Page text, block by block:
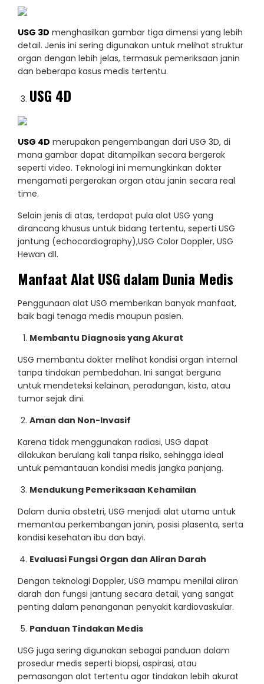
USG 3D menghasilkan gambar tiga dimensi yang lebih
detail. Jenis ini sering digunakan untuk melihat struktur
organ dengan lebih jelas, termasuk pemeriksaan janin
dan beberapa kasus medis tertentu.
USG 4D
USG 4D merupakan pengembangan dari USG 3D, di
mana gambar dapat ditampilkan secara bergerak
seperti video. Teknologi ini memungkinkan dokter
mengamati pergerakan organ atau janin secara real
time.
Selain jenis di atas, terdapat pula alat USG yang
dirancang khusus untuk bidang tertentu, seperti USG
jantung (echocardiography),USG Color Doppler, USG
Hewan dll.
Manfaat Alat USG dalam Dunia Medis
Penggunaan alat USG memberikan banyak manfaat,
baik bagi tenaga medis maupun pasien.
Membantu Diagnosis yang Akurat
USG membantu dokter melihat kondisi organ internal
tanpa tindakan pembedahan. Ini sangat berguna
untuk mendeteksi kelainan, peradangan, kista, atau
tumor sejak dini.
Aman dan Non-Invasif
Karena tidak menggunakan radiasi, USG dapat
dilakukan berulang kali tanpa risiko, sehingga ideal
untuk pemantauan kondisi medis jangka panjang.
Mendukung Pemeriksaan Kehamilan
Dalam dunia obstetri, USG menjadi alat utama untuk
memantau perkembangan janin, posisi plasenta, serta
kondisi kesehatan ibu dan bayi.
Evaluasi Fungsi Organ dan Aliran Darah
Dengan teknologi Doppler, USG mampu menilai aliran
darah dan fungsi jantung secara detail, yang sangat
penting dalam penanganan penyakit kardiovaskular.
Panduan Tindakan Medis
USG juga sering digunakan sebagai panduan dalam
prosedur medis seperti biopsi, aspirasi, atau
pemasangan alat tertentu agar tindakan lebih akurat